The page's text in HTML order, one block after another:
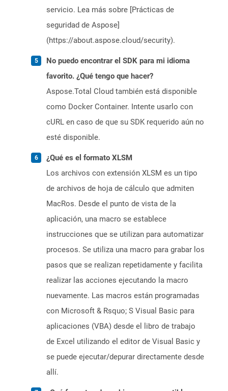
servicio. Lea más sobre [Prácticas de
seguridad de Aspose]
(https://about.aspose.cloud/security).
No puedo encontrar el SDK para mi idioma
favorito. ¿Qué tengo que hacer?
Aspose.Total Cloud también está disponible
como Docker Container. Intente usarlo con
cURL en caso de que su SDK requerido aún no
esté disponible.
¿Qué es el formato XLSM
Los archivos con extensión XLSM es un tipo
de archivos de hoja de cálculo que admiten
MacRos. Desde el punto de vista de la
aplicación, una macro se establece
instrucciones que se utilizan para automatizar
procesos. Se utiliza una macro para grabar los
pasos que se realizan repetidamente y facilita
realizar las acciones ejecutando la macro
nuevamente. Las macros están programadas
con Microsoft & Rsquo; S Visual Basic para
aplicaciones (VBA) desde el libro de trabajo
de Excel utilizando el editor de Visual Basic y
se puede ejecutar/depurar directamente desde
allí.